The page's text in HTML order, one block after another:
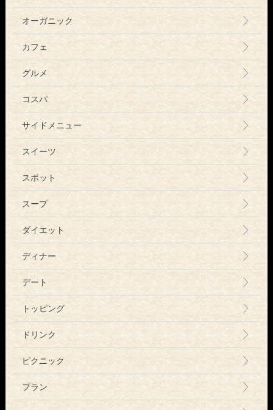
オーガニック
カフェ
グルメ
コスパ
サイドメニュー
スイーツ
スポット
スープ
ダイエット
ディナー
デート
トッピング
ドリンク
ピクニック
プラン